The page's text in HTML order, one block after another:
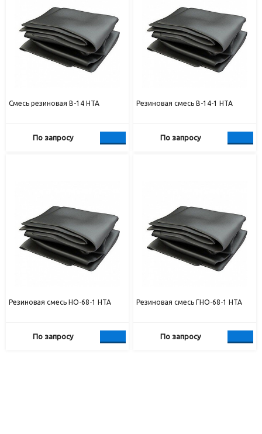
Смесь резиновая В-14 НТА
По запросу
Резиновая смесь В-14-1 НТА
По запросу
Резиновая смесь НО-68-1 НТА
По запросу
Резиновая смесь ГНО-68-1 НТА
По запросу